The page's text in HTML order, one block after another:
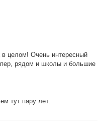
целом! Очень интересный
рядом и школы и большие
тут пару лет.